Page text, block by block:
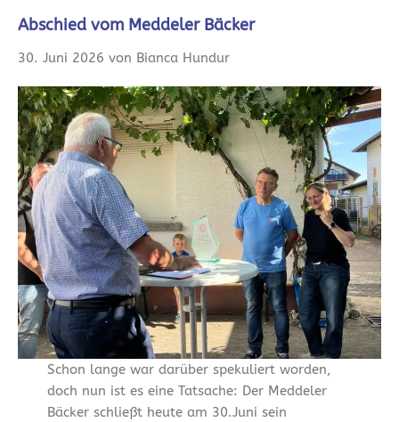
Abschied vom Meddeler Bäcker
30. Juni 2026 von Bianca Hundur
Schon lange war darüber spekuliert worden,
doch nun ist es eine Tatsache: Der Meddeler
Bäcker schließt heute am 30.Juni sein